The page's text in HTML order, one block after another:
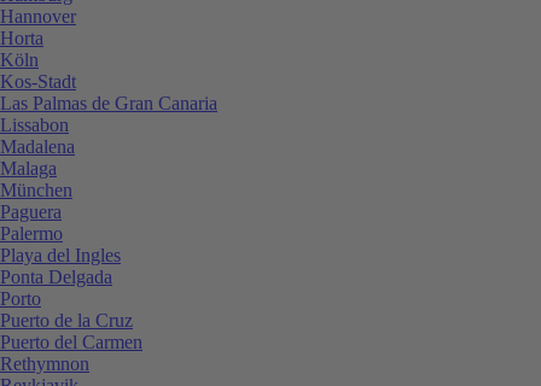
Hannover
Horta
Köln
Kos-Stadt
Las Palmas de Gran Canaria
Lissabon
Madalena
Malaga
München
Paguera
Palermo
Playa del Ingles
Ponta Delgada
Porto
Puerto de la Cruz
Puerto del Carmen
Rethymnon